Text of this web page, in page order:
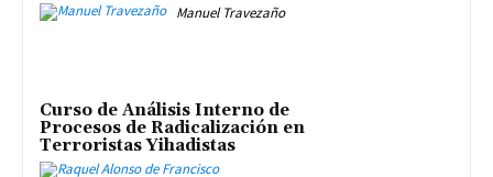
Manuel Travezaño
Curso de Análisis Interno de
Procesos de Radicalización en
Terroristas Yihadistas